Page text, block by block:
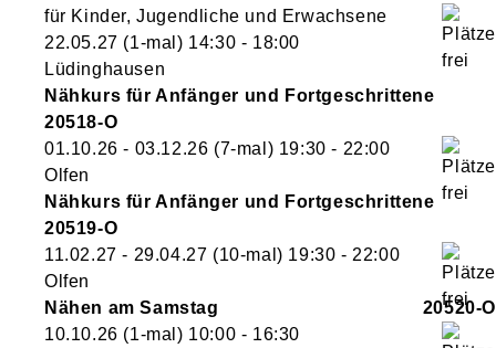
für Kinder, Jugendliche und Erwachsene
22.05.27 (1-mal) 14:30 - 18:00
Lüdinghausen
Nähkurs für Anfänger und Fortgeschrittene
20518-O
01.10.26 - 03.12.26 (7-mal) 19:30 - 22:00
Olfen
Nähkurs für Anfänger und Fortgeschrittene
20519-O
11.02.27 - 29.04.27 (10-mal) 19:30 - 22:00
Olfen
Nähen am Samstag
20520-O
10.10.26 (1-mal) 10:00 - 16:30